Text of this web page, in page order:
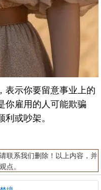
表示你要留意事业上的
你雇用的人可能欺骗
或吵架。
联系我们删除！以上内容，并
点。